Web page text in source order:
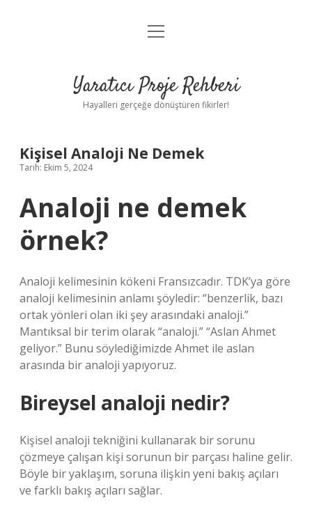
Anasayfa
Yasal Uyarı
menüyü
Yaratıcı Proje Rehberi
Hayalleri gerçeğe dönüştüren fikirler!
Kişisel Analoji Ne Demek
Tarih: Ekim 5, 2024
Analoji ne demek
örnek?
Analoji kelimesinin kökeni Fransızcadır. TDK’ya göre
analoji kelimesinin anlamı şöyledir: “benzerlik, bazı
ortak yönleri olan iki şey arasındaki analoji.”
Mantıksal bir terim olarak “analoji.” “Aslan Ahmet
geliyor.” Bunu söylediğimizde Ahmet ile aslan
arasında bir analoji yapıyoruz.
Bireysel analoji nedir?
Kişisel analoji tekniğini kullanarak bir sorunu
çözmeye çalışan kişi sorunun bir parçası haline gelir.
Böyle bir yaklaşım, soruna ilişkin yeni bakış açıları
ve farklı bakış açıları sağlar.